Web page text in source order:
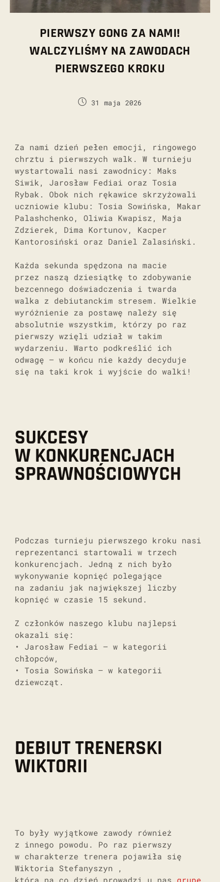
PIERWSZY GONG ZA NAMI!
WALCZYLIŚMY NA ZAWODACH
PIERWSZEGO KROKU
31 maja 2026
Za nami dzień pełen emocji, ringowego
chrztu i pierwszych walk. W turnieju
wystartowali nasi zawodnicy: Maks
Siwik, Jarosław Fediai oraz Tosia
Rybak. Obok nich rękawice skrzyżowali
uczniowie klubu: Tosia Sowińska, Makar
Palashchenko, Oliwia Kwapisz, Maja
Zdzierek, Dima Kortunov, Kacper
Kantorosiński oraz Daniel Zalasiński.
Każda sekunda spędzona na macie
przez naszą dziesiątkę to zdobywanie
bezcennego doświadczenia i twarda
walka z debiutanckim stresem. Wielkie
wyróżnienie za postawę należy się
absolutnie wszystkim, którzy po raz
pierwszy wzięli udział w takim
wydarzeniu. Warto podkreślić ich
odwagę – w końcu nie każdy decyduje
się na taki krok i wyjście do walki!
SUKCESY
W KONKURENCJACH
SPRAWNOŚCIOWYCH
Podczas turnieju pierwszego kroku nasi
reprezentanci startowali w trzech
konkurencjach. Jedną z nich było
wykonywanie kopnięć polegające
na zadaniu jak największej liczby
kopnięć w czasie 15 sekund.
Z członków naszego klubu najlepsi
okazali się:
• Jarosław Fediai – w kategorii
chłopców,
• Tosia Sowińska – w kategorii
dziewcząt.
DEBIUT TRENERSKI
WIKTORII
To były wyjątkowe zawody również
z innego powodu. Po raz pierwszy
w charakterze trenera pojawiła się
Wiktoria Stefanyszyn ,
która na co dzień prowadzi u nas grupę